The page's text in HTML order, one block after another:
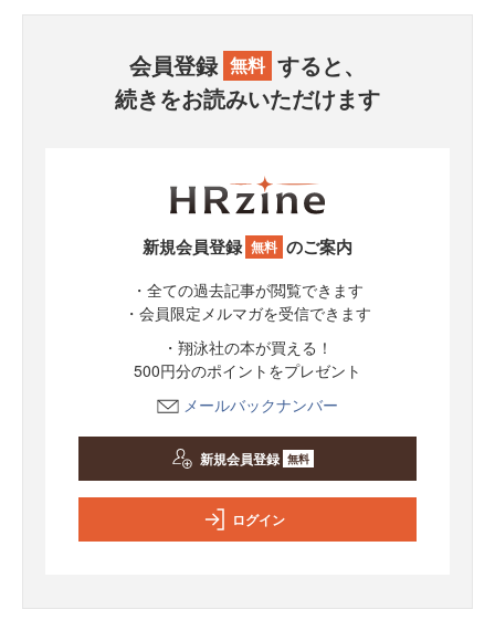
会員登録 無料 すると、
続きをお読みいただけます
新規会員登録 無料 のご案内
・全ての過去記事が閲覧できます
・会員限定メルマガを受信できます
・翔泳社の本が買える！
500円分のポイントをプレゼント
メールバックナンバー
新規会員登録 無料
ログイン